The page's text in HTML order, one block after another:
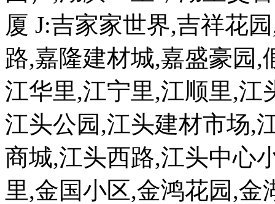
厦 J:吉家家世界,吉祥花
路,嘉隆建材城,嘉盛豪园,
江华里,江宁里,江顺里,江
江头公园,江头建材市场,
商城,江头西路,江头中心
里,金国小区,金鸿花园,